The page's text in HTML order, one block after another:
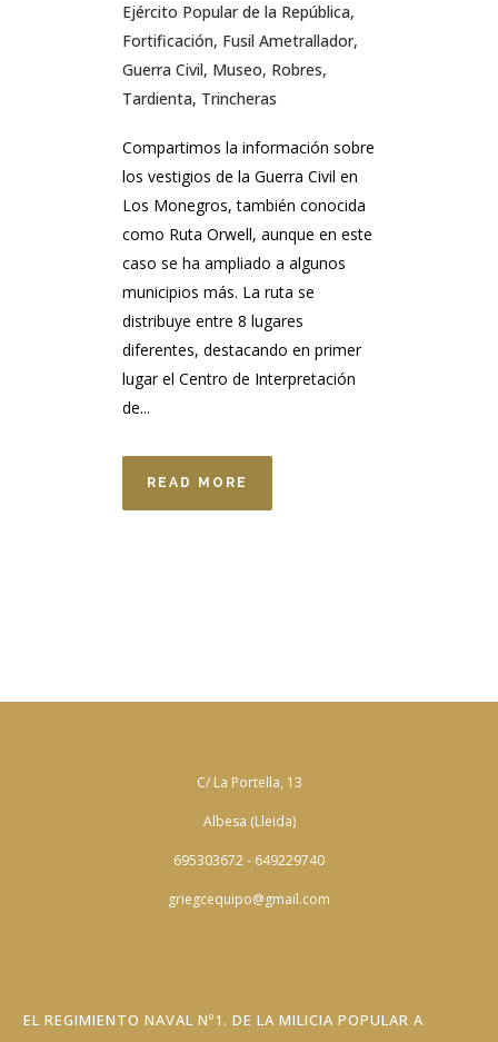
Ejército Popular de la República,
Fortificación, Fusil Ametrallador,
Guerra Civil, Museo, Robres,
Tardienta, Trincheras
Compartimos la información sobre
los vestigios de la Guerra Civil en
Los Monegros, también conocida
como Ruta Orwell, aunque en este
caso se ha ampliado a algunos
municipios más. La ruta se
distribuye entre 8 lugares
diferentes, destacando en primer
lugar el Centro de Interpretación
de...
READ MORE
C/ La Portella, 13
Albesa (Lleida)
695303672 - 649229740
griegcequipo@gmail.com
EL REGIMIENTO NAVAL Nº1. DE LA MILICIA POPULAR A